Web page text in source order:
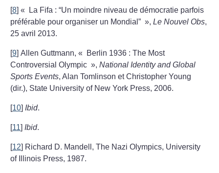
[8]«
La Fifa : “Un moindre niveau de démocratie parfois
préférable pour organiser un Mondial” »,Le Nouvel Obs,
25 avril 2013.
[9]Allen Guttmann, «
Berlin 1936 : The Most
Controversial Olympic »,National Identity and Global
Sports Events, Alan Tomlinson et Christopher Young
(dir.), State University of New York Press, 2006.
[10] Ibid.
[11] Ibid.
[12] Richard D. Mandell, The Nazi Olympics, University
of Illinois Press, 1987.